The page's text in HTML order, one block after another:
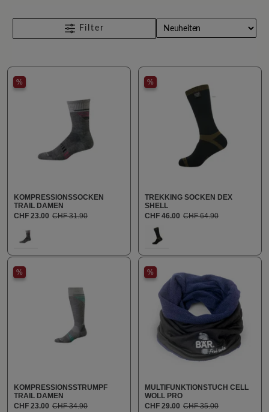
Filter
%
KOMPRESSIONSSOCKEN
TRAIL DAMEN
CHF 23.00 CHF 31.90
Farbe
111
%
TREKKING SOCKEN DEX
SHELL
CHF 46.00 CHF 64.90
Farbe
613
%
KOMPRESSIONSSTRUMPF
TRAIL DAMEN
CHF 23.00 CHF 34.90
%
MULTIFUNKTIONSTUCH CELL
WOLL PRO
CHF 29.00 CHF 35.00